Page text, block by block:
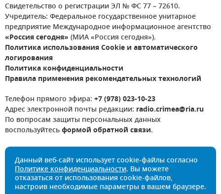
Свидетельство о регистрации ЭЛ № ФС 77 – 72610.
Учредитель: Федеральное государственное унитарное
предприятие Международное информационное агентство
«Россия сегодня» (МИА «Россия сегодня»).
Политика использования Cookie и автоматического
логирования
Политика конфиденциальности
Правила применения рекомендательных технологий
Телефон прямого эфира: +7 (978) 023-10-23
Адрес электронной почты редакции: radio.crimea@ria.ru
По вопросам защиты персональных данных
воспользуйтесьформой обратной связи.
Данный веб-сайт использует cookie-файлы согласно
Политике конфиденциальности. Вы можете
отказаться от использования cookie-файлов,
настроив необходимые параметры в вашем браузере.